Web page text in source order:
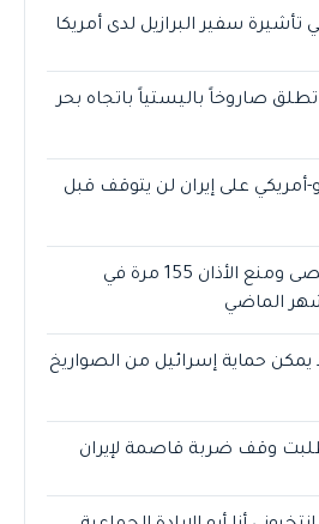
تأشيرة سفير البرازيل لدى أمريكا
تطلق صاروخاً باليستياً باتجاه بحر
أمريكي على إيران لن يتوقف قبل
27 اقتحاما للأقصى ومنع الأذان 155 مرة في
الماضي
يمكن حماية إسرائيل من الصواريخ